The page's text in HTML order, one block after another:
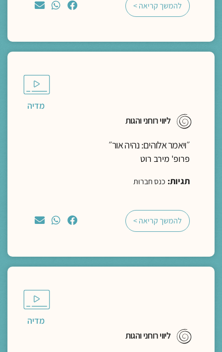
להמשך קריאה >
מדיה
ליווי רוחני והגות
״ויאמר אלוהים: נהיה אור״
פרופ' מירב רוט
תגיות: כנס חברוּת
להמשך קריאה >
מדיה
ליווי רוחני והגות